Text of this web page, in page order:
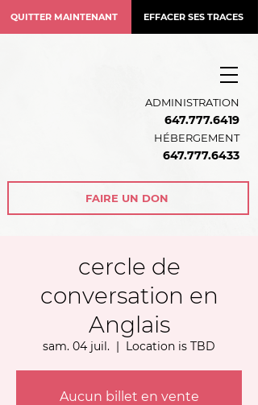
QUITTER MAINTENANT EFFACER SES TRACES
ADMINISTRATION
647.777.6419
HÉBERGEMENT
647.777.6433
FAIRE UN DON
cercle de
conversation en
Anglais
sam. 04 juil.
  |
Location is TBD
Aucun billet en vente